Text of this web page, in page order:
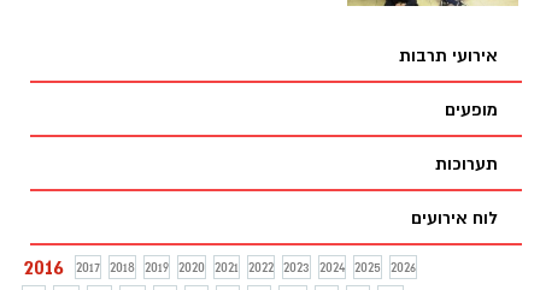
אירועי תרבות
מופעים
תערוכות
לוח אירועים
2016 2017 2018 2019 2020 2021 2022 2023 2024 2025
2026